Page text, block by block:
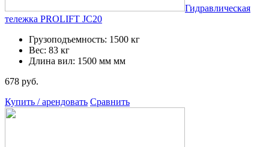
Гидравлическая
тележка PROLIFT JC20
Грузоподъемность: 1500 кг
Вес: 83 кг
Длина вил: 1500 мм мм
678 руб.
Купить / арендовать Сравнить